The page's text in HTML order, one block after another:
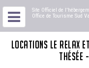
Site Officiel de
Office de Tourisme Sud
LOCATIONS LE RELAX
THÉSÉE